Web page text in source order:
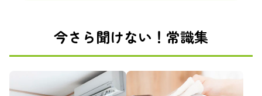
今さら聞けない！常識集